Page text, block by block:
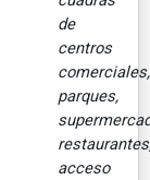
de
centros
comerciales,
parques,
acceso